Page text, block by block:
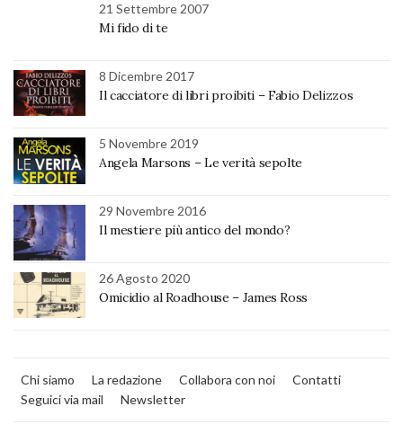
21 Settembre 2007
Mi fido di te
8 Dicembre 2017
Il cacciatore di libri proibiti – Fabio Delizzos
5 Novembre 2019
Angela Marsons – Le verità sepolte
29 Novembre 2016
Il mestiere più antico del mondo?
26 Agosto 2020
Omicidio al Roadhouse – James Ross
Chi siamo La redazione Collabora con noi
Contatti
Seguici via mail
Newsletter